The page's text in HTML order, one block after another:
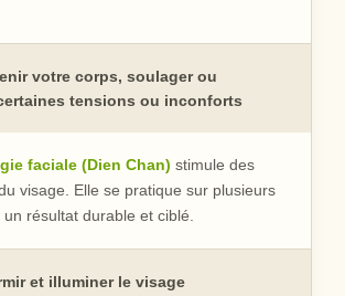
votre corps, soulager ou
tensions ou inconforts
faciale (Dien Chan) stimule des
visage. Elle se pratique sur plusieurs
résultat durable et ciblé.
et illuminer le visage